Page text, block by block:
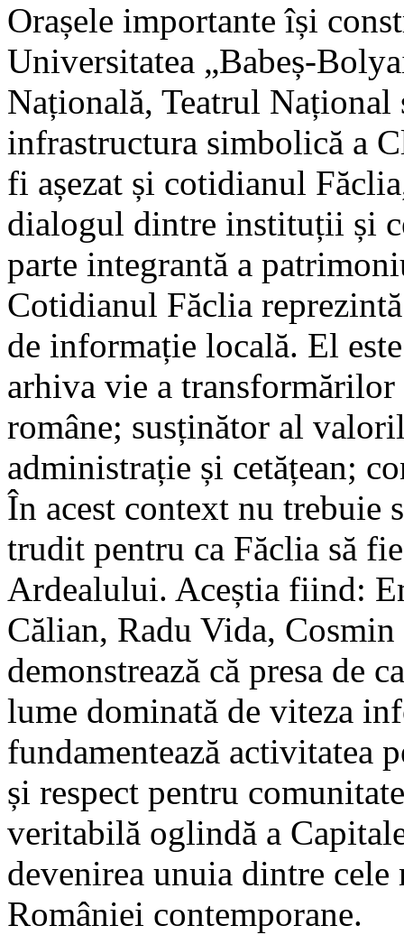
Orașele importante își
Universitatea „Babeș-
Națională, Teatrul Național
infrastructura simbolică a
fi așezat și cotidianul
dialogul dintre instituții și
parte integrantă a
Cotidianul Făclia
de informație locală. El
arhiva vie a
române; susținător al
administrație și cetățean;
În acest context nu trebuie
trudit pentru ca Făclia să
Ardealului. Aceștia fiind:
Călian, Radu Vida,
demonstrează că presa de
lume dominată de viteza
fundamentează activitatea
și respect pentru
veritabilă oglindă a
devenirea unuia dintre
României contemporane.